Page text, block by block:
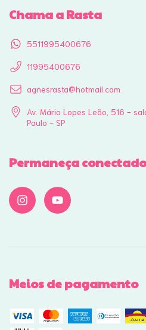
Chama a Rasta
5511995400676
11995400676
agnesrasta@hotmail.com
Av. Mário Lopes Leão, 516 -
Paulo - SP
Permaneça conectado
Meios de pagamento